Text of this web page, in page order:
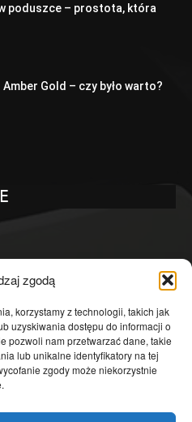
zgodą
korzystamy z technologii, takich jak
uzyskiwania dostępu do informacji o
pozwoli nam przetwarzać dane, takie
lub unikalne identyfikatory na tej
zgody może niekorzystnie
poduszce – prostota, która
Amber Gold – czy było warto?
4601
4363
3639
2823